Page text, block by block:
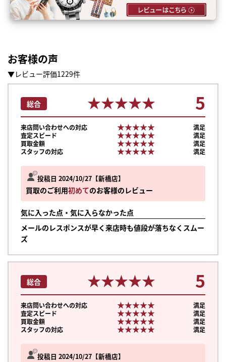
お客様の声
▼レビュー評価1229件
投稿日 2024/10/27 新橋店
買取のご利用初めてのお客様のレビュー
気に入った点・気に入らなかった点
メールのレスポンスが早く来店時も値段が落ちなくスムー
ズ
総合 ★★★★★
★★★★★ 5
来店問い合わせへの対応 ★★★★★
★★★★★
満足
査定スピード
★★★★★
★★★★★
満足
買取金額
★★★★★
★★★★★
満足
スタッフの対応
★★★★★
★★★★★ 満足
投稿日 2024/10/27 新橋店
総合 ★★★★★
★★★★★ 5
来店問い合わせへの対応 ★★★★★
★★★★★
満足
査定スピード
★★★★★
★★★★★
満足
買取金額
★★★★★
★★★★★
満足
スタッフの対応
★★★★★
★★★★★ 満足